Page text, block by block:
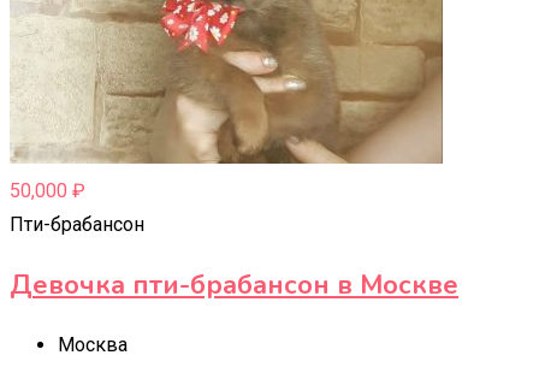
50,000 ₽
Пти-брабансон
Девочка пти-брабансон в Москве
Москва